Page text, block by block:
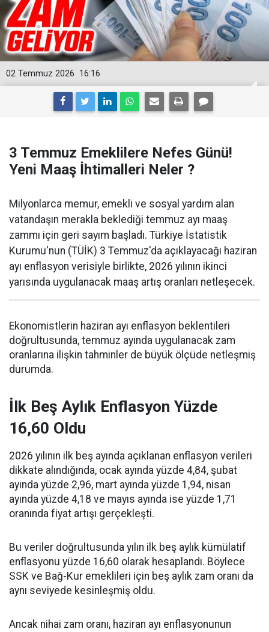
16:16
02 Temmuz 2026
3 Temmuz Emeklilere Nefes Günü!
Yeni Maaş İhtimalleri Neler ?
Milyonlarca memur, emekli ve sosyal yardım alan
vatandaşın merakla beklediği temmuz ayı maaş
zammı için geri sayım başladı. Türkiye İstatistik
Kurumu'nun (TÜİK) 3 Temmuz'da açıklayacağı haziran
ayı enflasyon verisiyle birlikte, 2026 yılının ikinci
yarısında uygulanacak maaş artış oranları netleşecek.
Ekonomistlerin haziran ayı enflasyon beklentileri
doğrultusunda, temmuz ayında uygulanacak zam
oranlarına ilişkin tahminler de büyük ölçüde netleşmiş
durumda.
İlk Beş Aylık Enflasyon Yüzde
16,60 Oldu
2026 yılının ilk beş ayında açıklanan enflasyon verileri
dikkate alındığında, ocak ayında yüzde 4,84, şubat
ayında yüzde 2,96, mart ayında yüzde 1,94, nisan
ayında yüzde 4,18 ve mayıs ayında ise yüzde 1,71
oranında fiyat artışı gerçekleşti.
Bu veriler doğrultusunda yılın ilk beş aylık kümülatif
enflasyonu yüzde 16,60 olarak hesaplandı. Böylece
SSK ve Bağ-Kur emeklileri için beş aylık zam oranı da
aynı seviyede kesinleşmiş oldu.
Ancak nihai zam oranı, haziran ayı enflasyonunun